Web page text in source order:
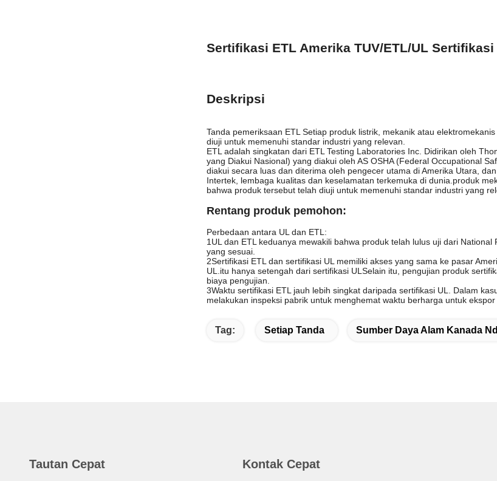
Sertifikasi ETL Amerika TUV/ETL/UL
Deskripsi
Tanda pemeriksaan ETL Setiap produk listrik, mekanik atau
diuji untuk memenuhi standar industri yang relevan.
ETL adalah singkatan dari ETL Testing Laboratories Inc. Didirikan oleh
yang Diakui Nasional) yang diakui oleh AS OSHA (Federal Occupational
diakui secara luas dan diterima oleh pengecer utama di Amerika Utara,
Intertek, lembaga kualitas dan keselamatan terkemuka di dunia.produk
bahwa produk tersebut telah diuji untuk memenuhi standar industri yang
Rentang produk pemohon:
Perbedaan antara UL dan ETL:
1UL dan ETL keduanya mewakili bahwa produk telah lulus uji dari
yang sesuai.
2Sertifikasi ETL dan sertifikasi UL memiliki akses yang sama ke pasar
UL.itu hanya setengah dari sertifikasi ULSelain itu, pengujian produk
biaya pengujian.
3Waktu sertifikasi ETL jauh lebih singkat daripada sertifikasi UL. Dalam
melakukan inspeksi pabrik untuk menghemat waktu berharga untuk ekspor
Tag: Setiap Tanda Sumber Daya Alam Kanada
Tautan Cepat Kontak Cepat